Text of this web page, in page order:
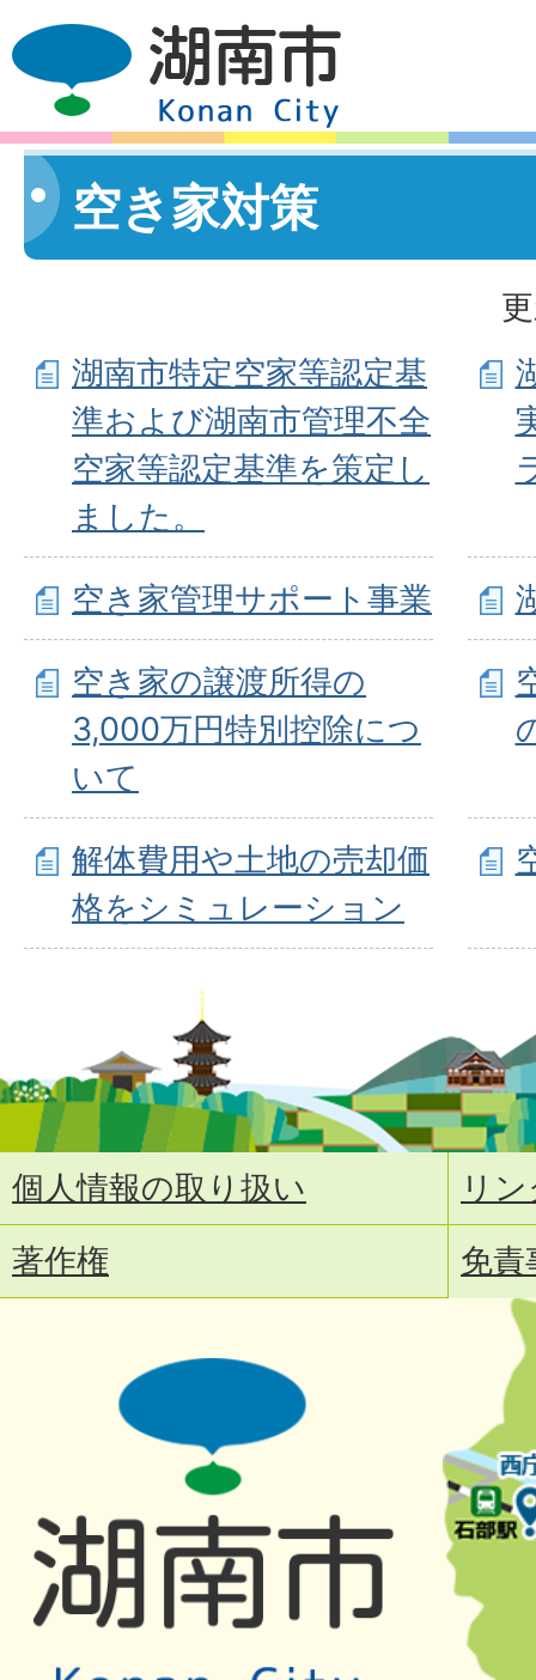
空き家対策
湖南市特定空家等認定基
準および湖南市管理不全
空家等認定基準を策定し
ました。
空き家管理サポート事業
空き家の譲渡所得の
3,000万円特別控除につ
いて
解体費用や土地の売却価
格をシミュレーション
個人情報の取り扱い
リ
著作権
免責